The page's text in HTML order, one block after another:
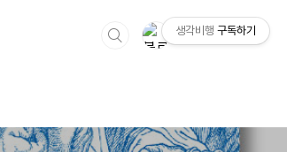
생각비행 구독하기